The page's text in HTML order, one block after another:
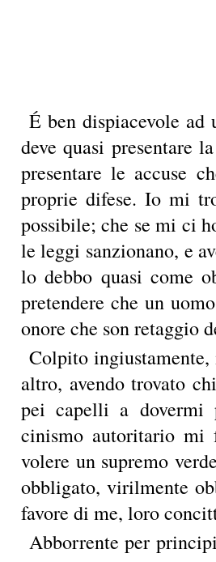
É ben dispiacevole
deve quasi presentare
presentare le accuse
proprie difese. Io mi
possibile; che se mi ci
le leggi sanzionano, e
lo debbo quasi come
pretendere che un
onore che son retaggio
Colpito
altro, avendo trovato
pei capelli a dovermi
cinismo autoritario mi
volere un supremo
obbligato, virilmente
favore di me, loro
Abborrente per